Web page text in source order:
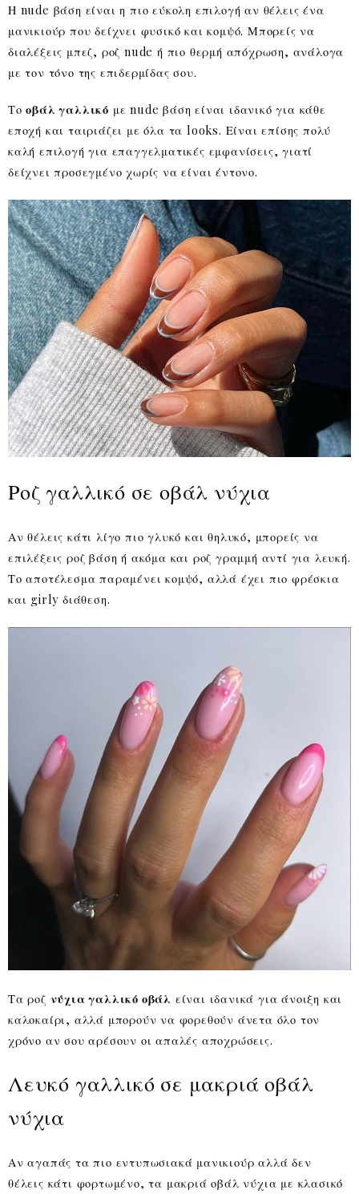
Η nude βάση είναι η πιο εύκολη επιλογή αν θέλεις ένα
μανικιούρ που δείχνει φυσικό και κομψό. Μπορείς να
διαλέξεις μπεζ, ροζ nude ή πιο θερμή απόχρωση, ανάλογα
με τον τόνο της επιδερμίδας σου.
Τοοβάλ γαλλικό με nude βάση είναι ιδανικό για κάθε
εποχή και ταιριάζει με όλα τα looks. Είναι επίσης πολύ
καλή επιλογή για επαγγελματικές εμφανίσεις, γιατί
δείχνει προσεγμένο χωρίς να είναι έντονο.
Ροζ γαλλικό σε οβάλ νύχια
Αν θέλεις κάτι λίγο πιο γλυκό και θηλυκό, μπορείς να
επιλέξεις ροζ βάση ή ακόμα και ροζ γραμμή αντί για λευκή.
Το αποτέλεσμα παραμένει κομψό, αλλά έχει πιο φρέσκια
και girly διάθεση.
Τα ροζ νύχια γαλλικό οβάλ είναι ιδανικά για άνοιξη και
καλοκαίρι, αλλά μπορούν να φορεθούν άνετα όλο τον
χρόνο αν σου αρέσουν οι απαλές αποχρώσεις.
Λευκό γαλλικό σε μακριά οβάλ
νύχια
Αν αγαπάς τα πιο εντυπωσιακά μανικιούρ αλλά δεν
θέλεις κάτι φορτωμένο, τα μακριά οβάλ νύχια με κλασικό